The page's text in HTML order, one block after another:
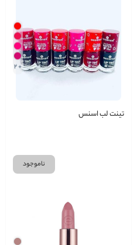
+ 2
تینت لب اسنس
ناموجود